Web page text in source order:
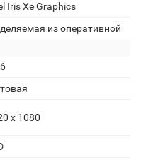
Iris Xe Graphics
из оперативной
x 1080